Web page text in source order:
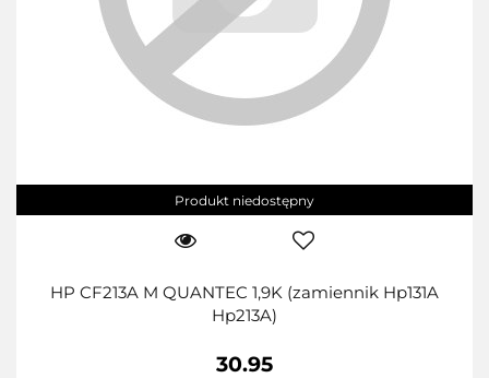
Produkt niedostępny
HP CF213A M QUANTEC 1,9K (zamiennik Hp131A
Hp213A)
30.95